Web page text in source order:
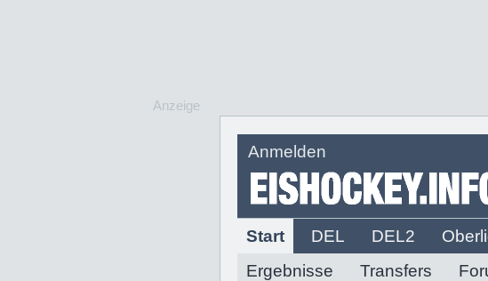
Anmelden
Start DEL DEL2
Ergebnisse
Transfers
Anzeige